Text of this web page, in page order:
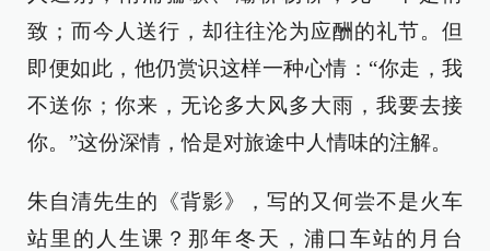
致；而今人送行，却往往沦为应酬的礼节。但
即便如此，他仍赏识这样一种心情：“你走，我
不送你；你来，无论多大风多大雨，我要去接
你。”这份深情，恰是对旅途中人情味的注解。
朱自清先生的《背影》，写的又何尝不是火车
站里的人生课？那年冬天，浦口车站的月台